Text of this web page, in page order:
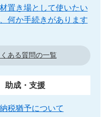
置き場として使いたい
何か手続きがあります
くある質問の一覧
助成・支援
税猶予について